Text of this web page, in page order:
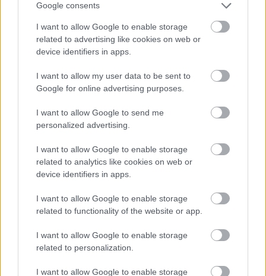
Google consents
I want to allow Google to enable storage
related to advertising like cookies on web or
device identifiers in apps.
I want to allow my user data to be sent to
Google for online advertising purposes.
I want to allow Google to send me
personalized advertising.
I want to allow Google to enable storage
related to analytics like cookies on web or
device identifiers in apps.
I want to allow Google to enable storage
related to functionality of the website or app.
I want to allow Google to enable storage
related to personalization.
I want to allow Google to enable storage
Πώς επηρεάζει η ψυχική υγεία τη σωματική
Σε Λαμία και Καρδίτσα ο Άδ. Γεωργιάδης για την